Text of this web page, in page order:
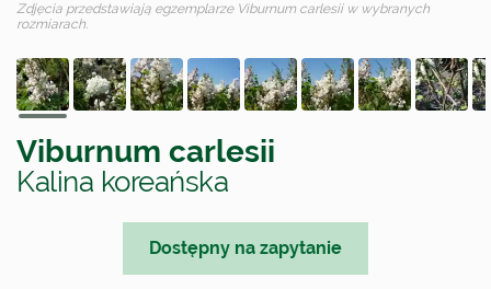
Zdjęcia przedstawiają egzemplarze Viburnum carlesiiw wybranych
rozmiarach.
Viburnum carlesii
Kalina koreańska
Dostępny na zapytanie